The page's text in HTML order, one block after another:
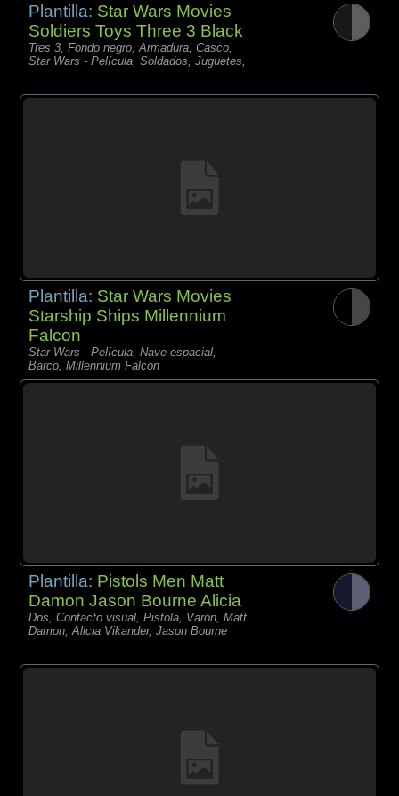
Plantilla: Star Wars Movies
Soldiers Toys Three 3 Black
Tres 3, Fondo negro, Armadura, Casco,
Star Wars - Película, Soldados, Juguetes,
Plantilla: Star Wars Movies
Starship Ships Millennium
Falcon
Star Wars - Película, Nave espacial,
Barco, Millennium Falcon
Plantilla: Pistols Men Matt
Damon Jason Bourne Alicia
Dos, Contacto visual, Pistola, Varón, Matt
Damon, Alicia Vikander, Jason Bourne